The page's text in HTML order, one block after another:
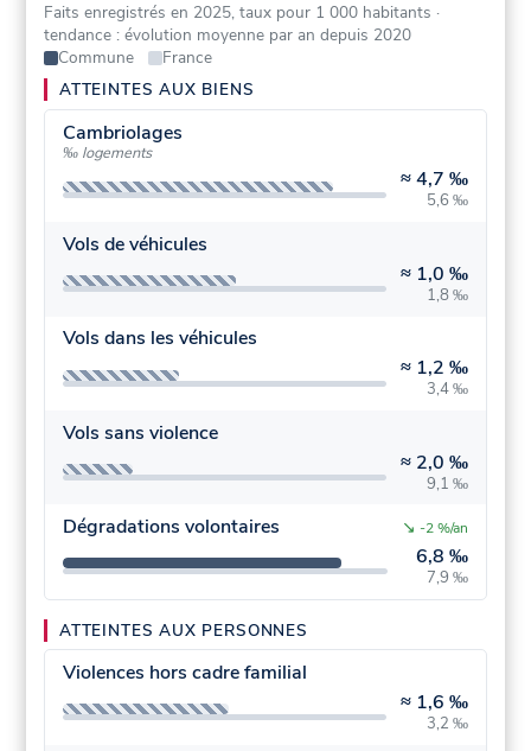
Faits enregistrés en 2025, taux pour 1 000 habitants ·
tendance : évolution moyenne par an depuis 2020
Commune
France
ATTEINTES AUX BIENS
Cambriolages
‰ logements
≈4,7 ‰
5,6 ‰
Vols de véhicules
≈ 1,0 ‰
1,8 ‰
Vols dans les véhicules
≈ 1,2 ‰
3,4 ‰
Vols sans violence
≈ 2,0 ‰
9,1 ‰
Dégradations volontaires
6,8 ‰
7,9 ‰
↘ -2 %/an
ATTEINTES AUX PERSONNES
Violences hors cadre familial
≈ 1,6 ‰
3,2 ‰